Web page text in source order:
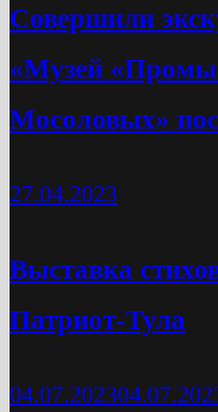
Cовершили
«Музей
Мосоловых»
27.04.2023
Выставка
Патриот-Тула
04.07.2023